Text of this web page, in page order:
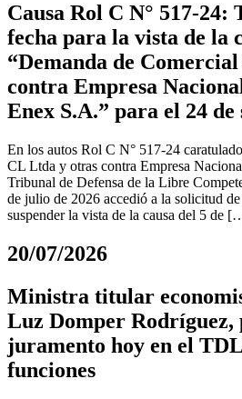
Causa Rol C N° 517-
fecha para la vista de la
“Demanda de
contra Empresa
Enex S.A.” para el 24
En los autos Rol C N° 517-24
CL Ltda y otras contra Empresa
Tribunal de Defensa de la Libre
de julio de 2026 accedió a la solicitud
suspender la vista de la causa del 5 de
20/07/2026
Ministra titular
Luz Domper Rodríguez,
juramento hoy en el
funciones